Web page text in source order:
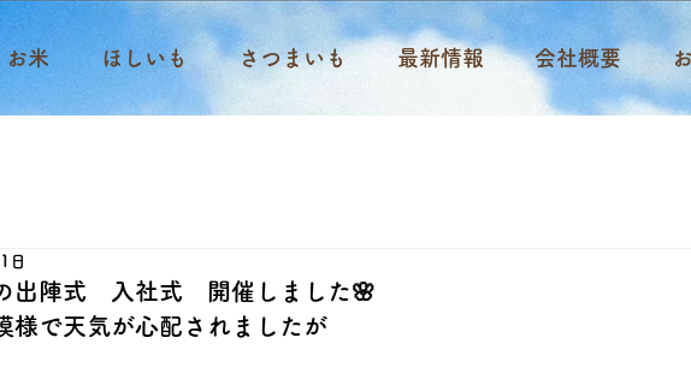
お米 ほしいも さつまいも 最新情報 会社概要
出陣式 入社式 開催しました🌸
日
様で天気が心配されましたが